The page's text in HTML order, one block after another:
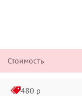
Стоимость
480 р